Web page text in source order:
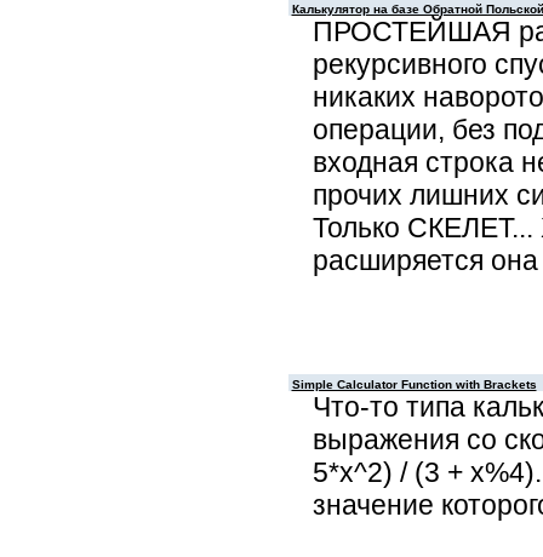
Калькулятор на базе Обратной
ПРОСТЕЙШАЯ
рекурсивного
никаких
операции, без
входная строка
прочих лишних
Только СКЕЛЕТ...
расширяется
Simple Calculator Function with Brackets
Что-то типа
выражения со
5*x^2) / (3 +
значение